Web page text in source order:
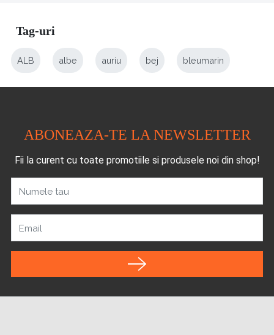
Tag-uri
ALB albe auriu bej bleumarin
ABONEAZA-TE LA NEWSLETTER
Fii la curent cu toate promotiile si produsele noi din shop!
Numele tau
Email